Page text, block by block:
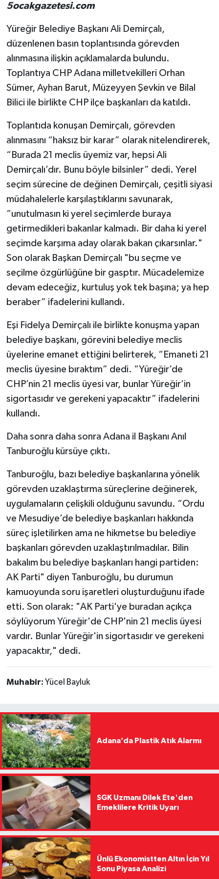
5ocakgazetesi.com
Yüreğir Belediye Başkanı Ali Demirçalı,
düzenlenen basın toplantısında görevden
alınmasına ilişkin açıklamalarda bulundu.
Toplantıya CHP Adana milletvekilleri Orhan
Sümer, Ayhan Barut, Müzeyyen Şevkin ve Bilal
Bilici ile birlikte CHP ilçe başkanları da katıldı.
Toplantıda konuşan Demirçalı, görevden
alınmasını “haksız bir karar” olarak nitelendirerek,
“Burada 21 meclis üyemiz var, hepsi Ali
Demirçalı’dır. Bunu böyle bilsinler” dedi. Yerel
seçim sürecine de değinen Demirçalı, çeşitli siyasi
müdahalelerle karşılaştıklarını savunarak,
“unutulmasın ki yerel seçimlerde buraya
getirmedikleri bakanlar kalmadı. Bir daha ki yerel
seçimde karşıma aday olarak bakan çıkarsınlar."
Son olarak Başkan Demirçalı "bu seçme ve
seçilme özgürlüğüne bir gasptır. Mücadelemize
devam edeceğiz, kurtuluş yok tek başına; ya hep
beraber” ifadelerini kullandı.
Eşi Fidelya Demirçalı ile birlikte konuşma yapan
belediye başkanı, görevini belediye meclis
üyelerine emanet ettiğini belirterek, “Emaneti 21
meclis üyesine bıraktım” dedi. “Yüreğir’de
CHP’nin 21 meclis üyesi var, bunlar Yüreğir’in
sigortasıdır ve gerekeni yapacaktır” ifadelerini
kullandı.
Daha sonra daha sonra Adana il Başkanı Anıl
Tanburoğlu kürsüye çıktı.
Tanburoğlu, bazı belediye başkanlarına yönelik
görevden uzaklaştırma süreçlerine değinerek,
uygulamaların çelişkili olduğunu savundu. “Ordu
ve Mesudiye’de belediye başkanları hakkında
süreç işletilirken ama ne hikmetse bu belediye
başkanları görevden uzaklaştırılmadılar. Bilin
bakalım bu belediye başkanları hangi partiden:
AK Parti" diyen Tanburoğlu, bu durumun
kamuoyunda soru işaretleri oluşturduğunu ifade
etti. Son olarak: "AK Parti'ye buradan açıkça
söylüyorum Yüreğir'de CHP'nin 21 meclis üyesi
vardır. Bunlar Yüreğir'in sigortasıdır ve gerekeni
yapacaktır," dedi.
Muhabir: Yücel Bayluk
Adana’da Plastik Atık Alarmı
SGK Uzmanı Dilek Ete'den
Emeklilere Kritik Uyarı
Ünlü Ekonomistten Altın İçin Yıl
Sonu Piyasa Analizi